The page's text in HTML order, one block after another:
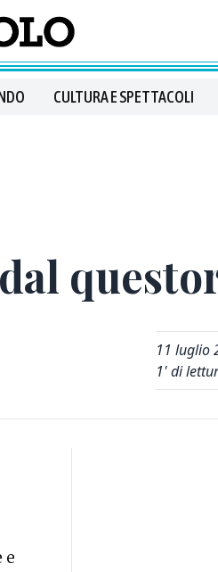
CULTURA E SPETTACOLI
11 luglio
1' di
e